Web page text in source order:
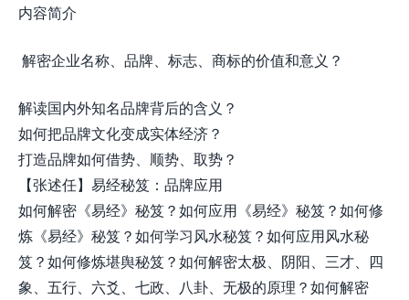
内容简介
解密企业名称、品牌、标志、商标的价值和意义？
解读国内外知名品牌背后的含义？
如何把品牌文化变成实体经济？
打造品牌如何借势、顺势、取势？
【张述任】易经秘笈：品牌应用
如何解密《易经》秘笈？如何应用《易经》秘笈？如何修
炼《易经》秘笈？如何学习风水秘笈？如何应用风水秘
笈？如何修炼堪舆秘笈？如何解密太极、阴阳、三才、四
象、五行、六爻、七政、八卦、无极的原理？如何解密